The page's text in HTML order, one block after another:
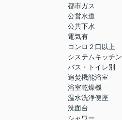
都市ガス
公営水道
公共下水
電気有
コンロ２口以上
システムキッチン
バス・トイレ別
追焚機能浴室
浴室乾燥機
温水洗浄便座
洗面台
シャワー